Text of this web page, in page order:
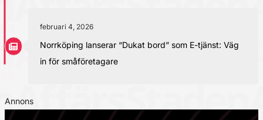
februari 4, 2026
Norrköping lanserar “Dukat bord” som E-tjänst: Väg
in för småföretagare
Annons